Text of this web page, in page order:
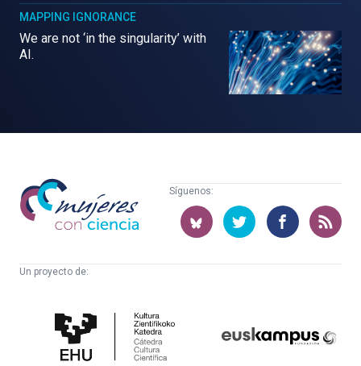
MAPPING IGNORANCE
We are not ‘in the singularity’ with
AI.
Mujeres
con
ciencia
Síguenos:
Un proyecto de:
Cultura
Científica